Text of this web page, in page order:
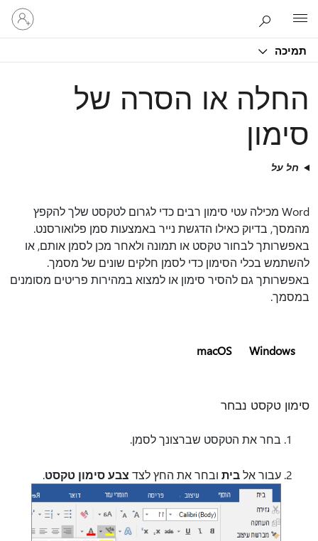
תמיכה
היכנס
לחשבון
שלך
החלה או הסרה של
סימון
חל על
Word מכילה עטי סימון רבים כדי לגרום לטקסט שלך להקפץ
מהמסך, בדיוק כאילו הדגשת נייר באמצעות סמן פלואורסנט.
באפשרותך לבחור טקסט או תמונה ולאחר מכן לסמן אותם, או
להשתמש בכלי הסימון כדי לסמן חלקים שונים של מסמך.
באפשרותך גם להסיר סימון או למצוא במהירות פריטים מסומנים
במסמך.
Windows
macOS
סימון טקסט נבחר
בחר את הטקסט שברצונך לסמן.
עבור אלבית ובחר את החץ לצד צבע סימון טקסט.